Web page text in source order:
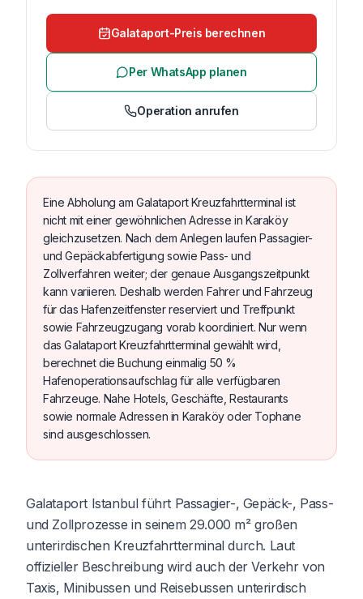
Galataport-Preis berechnen
Per WhatsApp planen
Operation anrufen
Eine Abholung am Galataport Kreuzfahrtterminal ist
nicht mit einer gewöhnlichen Adresse in Karaköy
gleichzusetzen. Nach dem Anlegen laufen Passagier-
und Gepäckabfertigung sowie Pass- und
Zollverfahren weiter; der genaue Ausgangszeitpunkt
kann variieren. Deshalb werden Fahrer und Fahrzeug
für das Hafenzeitfenster reserviert und Treffpunkt
sowie Fahrzeugzugang vorab koordiniert. Nur wenn
das Galataport Kreuzfahrtterminal gewählt wird,
berechnet die Buchung einmalig 50 %
Hafenoperationsaufschlag für alle verfügbaren
Fahrzeuge. Nahe Hotels, Geschäfte, Restaurants
sowie normale Adressen in Karaköy oder Tophane
sind ausgeschlossen.
Galataport Istanbul führt Passagier-, Gepäck-, Pass-
und Zollprozesse in seinem 29.000 m² großen
unterirdischen Kreuzfahrtterminal durch. Laut
offizieller Beschreibung wird auch der Verkehr von
Taxis, Minibussen und Reisebussen unterirdisch